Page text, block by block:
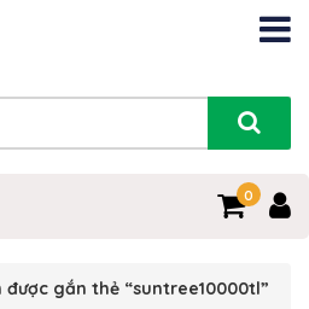
0
được gắn thẻ “suntree10000tl”